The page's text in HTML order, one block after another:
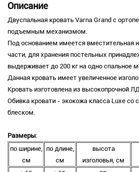
Описание
Двуспальная кровать Varna Grand с
подъемным механизмом.
Под основанием имеется вместительная
части, для хранения постельных
выдерживает до 200 кг на одно спальное
Данная кровать имеет увеличенное
Кровать изготовлена из высокопрочной
Обивка кровати - экокожа класса Luxe
блеском.
Размеры:
по ширине,
см
по длине,
см
высота
изголовья, см